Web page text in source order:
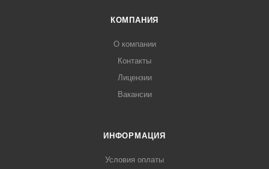
КОМПАНИЯ
О компании
Контакты
Лицензии
Вакансии
ИНФОРМАЦИЯ
Условия оплаты